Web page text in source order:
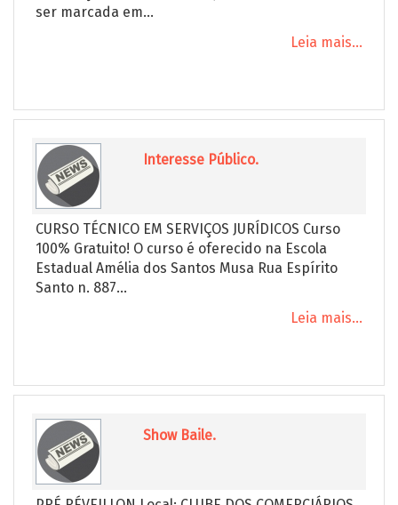
ser marcada em...
Leia mais...
Interesse Público.
CURSO TÉCNICO EM SERVIÇOS JURÍDICOS Curso
100% Gratuito! O curso é oferecido na Escola
Estadual Amélia dos Santos Musa Rua Espírito
Santo n. 887...
Leia mais...
Show Baile.